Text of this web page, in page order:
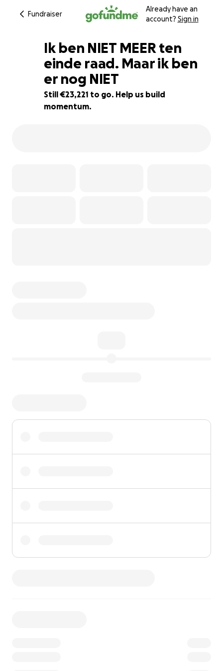
Fundraiser
Already have an
account? Sign in
7% complete
Ik ben NIET MEER ten
einde raad. Maar ik ben
er nog NIET
Still €23,221 to go. Help us build
momentum.